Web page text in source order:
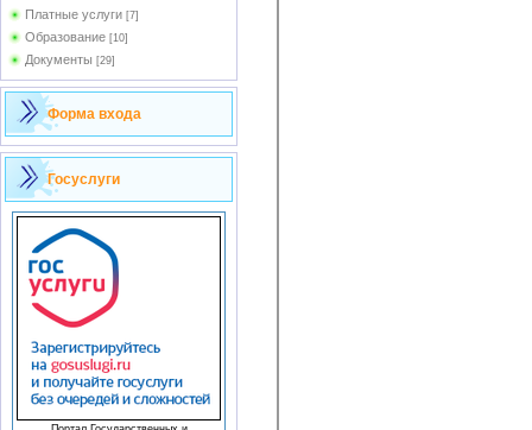
Платные услуги [7]
Образование [10]
Документы [29]
Форма входа
Госуслуги